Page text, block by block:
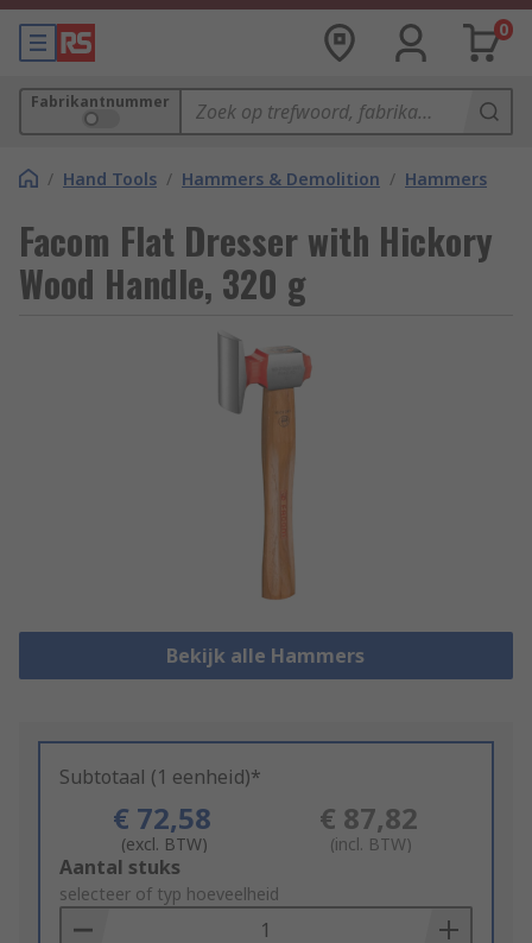
0
Fabrikantnummer
/ Hand Tools / Hammers & Demolition / Hammers
Facom Flat Dresser with Hickory
Wood Handle, 320 g
Bekijk alle Hammers
Subtotaal (1 eenheid)*
€ 72,58
(excl. BTW)
€ 87,82
(incl. BTW)
Add
to
Basket
Aantal stuks
selecteer of typ hoeveelheid